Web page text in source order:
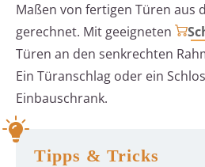
Maßen von fertigen Türen aus
gerechnet. Mit geeigneten
Türen an den senkrechten
Ein Türanschlag oder ein
Einbauschrank.
Tipps & Tricks